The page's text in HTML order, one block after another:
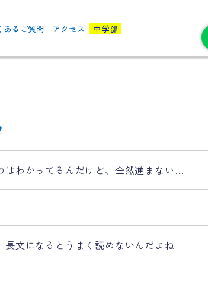
あるご質問 アクセス 中学部
はわかってるんだけど、全然進まない…
文になるとうまく読めないんだよね